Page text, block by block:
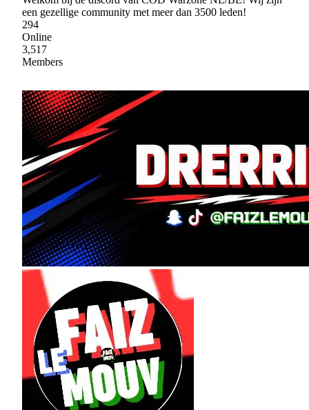
een gezellige community met meer dan 3500 leden!
294
Online
3,517
Members